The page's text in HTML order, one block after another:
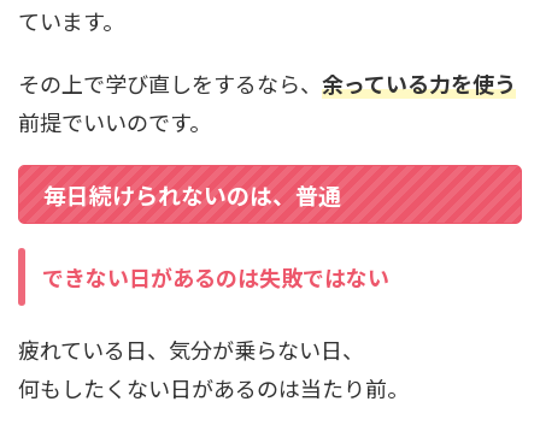
ています。
その上で学び直しをするなら、 余っている力を使う
前提でいいのです。
毎日続けられないのは、普通
できない日があるのは失敗ではない
疲れている日、気分が乗らない日、
何もしたくない日があるのは当たり前。